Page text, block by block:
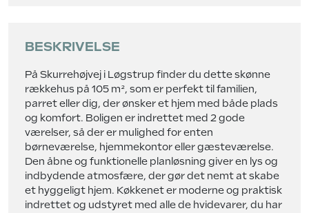
BESKRIVELSE
På Skurrehøjvej i Løgstrup finder du dette skønne
rækkehus på 105 m², som er perfekt til familien,
parret eller dig, der ønsker et hjem med både plads
og komfort. Boligen er indrettet med 2 gode
værelser, så der er mulighed for enten
børneværelse, hjemmekontor eller gæsteværelse.
Den åbne og funktionelle planløsning giver en lys og
indbydende atmosfære, der gør det nemt at skabe
et hyggeligt hjem. Køkkenet er moderne og praktisk
indrettet og udstyret med alle de hvidevarer, du har